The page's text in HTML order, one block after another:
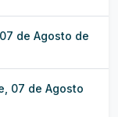
de Agosto de
07 de Agosto